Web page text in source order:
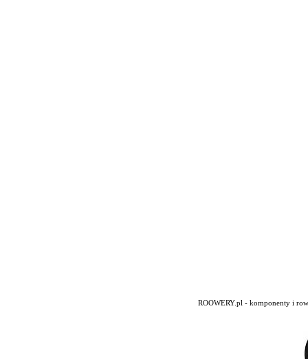
ROOWERY.pl - komponenty i